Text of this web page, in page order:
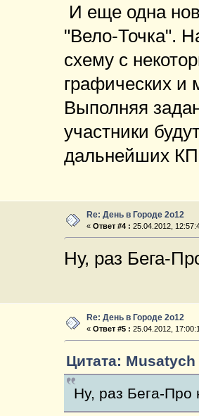
И еще одна
"Вело-Точка".
схему с
графических и
Выполняя
участники
дальнейших
Re: День в Городе 2о12
«Ответ #4 : 25.04.2012,
Ну, раз Бега-
Re: День в Городе 2о12
«Ответ #5 : 25.04.2012,
Цитата: Musatych
Ну, раз Бега-Про